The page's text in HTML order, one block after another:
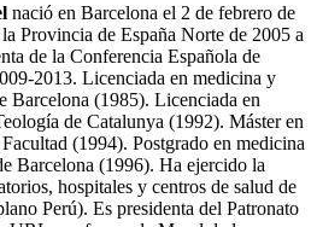
nació en Barcelona el 2 de febrero de
Provincia de España Norte de 2005 a
de la Conferencia Española de
2013. Licenciada en medicina y
Barcelona (1985). Licenciada en
de Catalunya (1992). Máster en
(1994). Postgrado en medicina
Barcelona (1996). Ha ejercido la
hospitales y centros de salud de
Perú). Es presidenta del Patronato